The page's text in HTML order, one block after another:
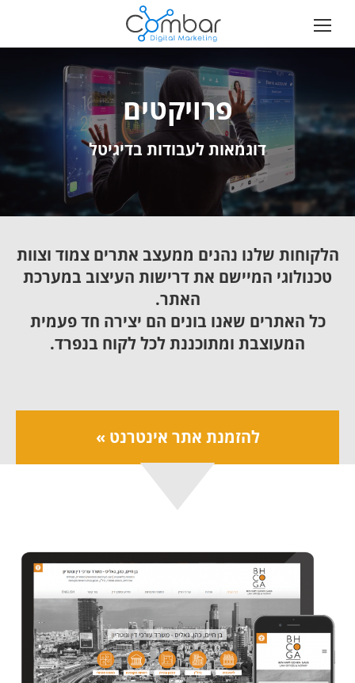
פרויקטים
דוגמאות לעבודות בדיגיטל
הלקוחות שלנו נהנים ממעצב אתרים צמוד וצוות
טכנולוגי המיישם את דרישות העיצוב במערכת
האתר.
כל האתרים שאנו בונים הם יצירה חד פעמית
המעוצבת ומתוכננת לכל לקוח בנפרד.
להזמנת אתר אינטרנט »